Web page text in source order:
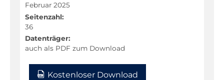
Februar 2025
Seitenzahl:
36
Datenträger:
auch als PDF zum Download
Kostenloser Download